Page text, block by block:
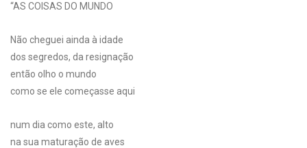
“AS COISAS DO MUNDO
Não cheguei ainda à idade
dos segredos, da resignação
então olho o mundo
como se ele começasse aqui
num dia como este, alto
na sua maturação de aves